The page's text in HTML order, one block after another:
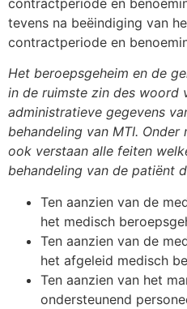
tevens na beëindiging van
contractperiode en
Het beroepsgeheim en de
in de ruimste zin des woord
administratieve gegevens
behandeling van MTI.
ook verstaan alle feiten
behandeling van de patiënt
Ten aanzien van de
het medisch
Ten aanzien van de
het afgeleid medisch
Ten aanzien van het
ondersteunend